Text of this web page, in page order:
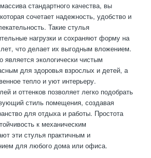
стандартного качества, вы
сочетает надежность, удобство и
Такие стулья
нагрузки и сохраняют форму на
что делает их выгодным вложением.
является экологически чистым
для здоровья взрослых и детей, а
тепло и уют интерьеру.
и оттенков позволяет легко подобрать
стиль помещения, создавая
для отдыха и работы. Простота
к механическим
эти стулья практичным и
для любого дома или офиса.